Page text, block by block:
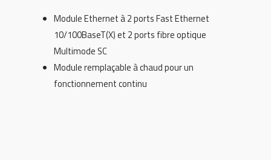
Module Ethernet à 2 ports Fast Ethernet
10/100BaseT(X) et 2 ports fibre optique
Multimode SC
Module remplaçable à chaud pour un
fonctionnement continu